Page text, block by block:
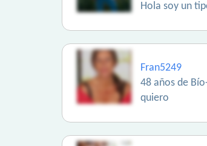
Hola soy un
Fran5249
48 años de
quiero